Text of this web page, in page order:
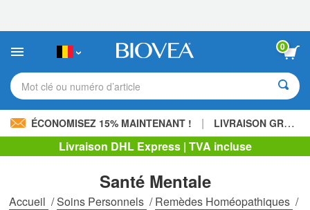
:
site
comprend
un
d'accessibilité.
0
Mot clé ou numéro d’article
ÉCONOMISEZ 15% MAINTENANT ! | LIVRAISON GRATUITE
Livraison DHL Express | TVA incluse
Santé Mentale
Accueil /Soins Personnels /Remèdes Homéopathiques /